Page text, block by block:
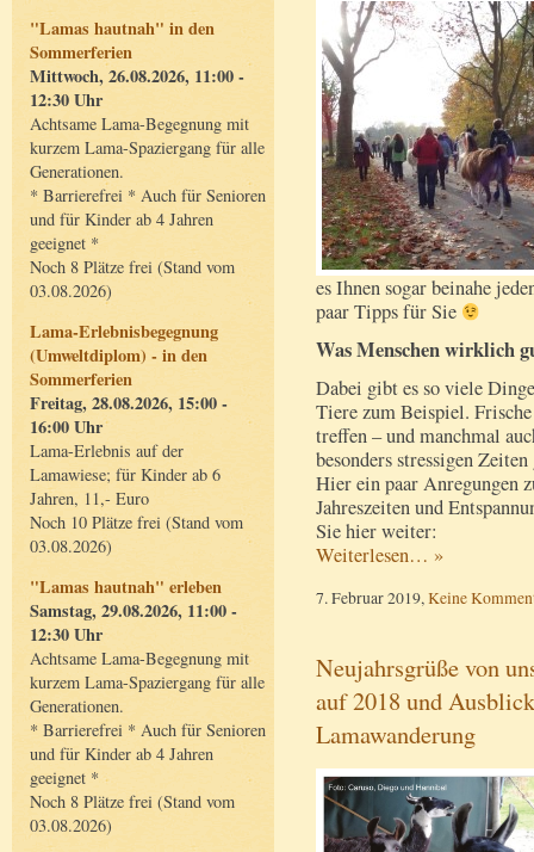
"Lamas hautnah" in den
Sommerferien
Mittwoch, 26.08.2026, 11:00 -
12:30 Uhr
Achtsame Lama-Begegnung mit
kurzem Lama-Spaziergang für alle
Generationen.
* Barrierefrei * Auch für Senioren
und für Kinder ab 4 Jahren
geeignet *
Noch 8 Plätze frei (Stand vom
03.08.2026)
Lama-Erlebnisbegegnung
(Umweltdiplom) - in den
Sommerferien
Freitag, 28.08.2026, 15:00 -
16:00 Uhr
Lama-Erlebnis auf der
Lamawiese; für Kinder ab 6
Jahren, 11,- Euro
Noch 10 Plätze frei (Stand vom
03.08.2026)
"Lamas hautnah" erleben
Samstag, 29.08.2026, 11:00 -
12:30 Uhr
Achtsame Lama-Begegnung mit
kurzem Lama-Spaziergang für alle
Generationen.
* Barrierefrei * Auch für Senioren
und für Kinder ab 4 Jahren
geeignet *
Noch 8 Plätze frei (Stand vom
03.08.2026)
es Ihnen sogar beinahe
paar Tipps für Sie
Was Menschen wirklich
Dabei gibt es so viele
Tiere zum Beispiel.
treffen – und manchmal
besonders stressigen
Hier ein paar Anregungen
Jahreszeiten und
Sie hier weiter:
Weiterlesen… »
7. Februar 2019,Keine
Neujahrsgrüße von
auf 2018 und
Lamawanderung